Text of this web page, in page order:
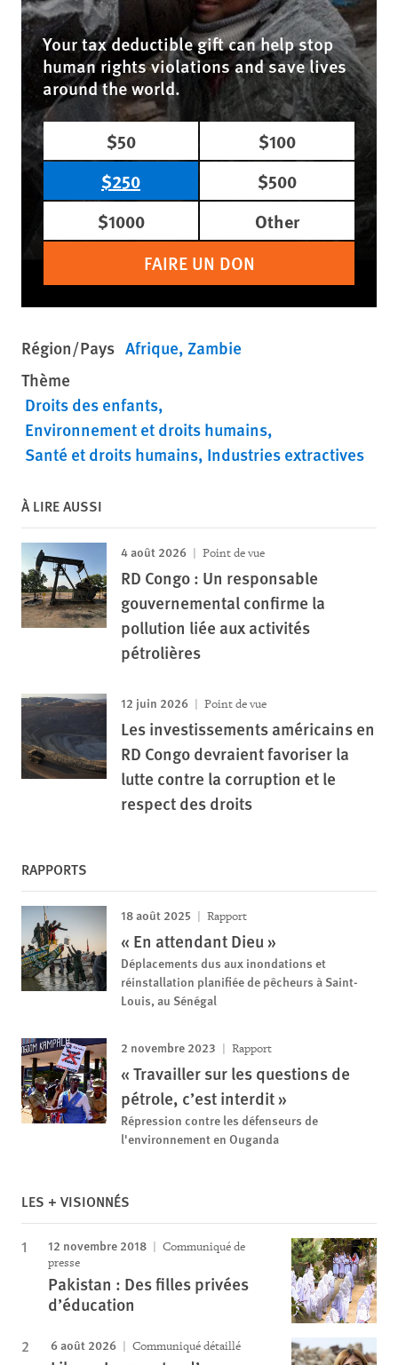
Your tax deductible gift can help stop
human rights violations and save lives
around the world.
$50
$100
$250
$500
$1000
Other
FAIRE UN DON
Région/Pays Afrique Zambie
Thème
Droits des enfants
Environnement et droits humains
Santé et droits humains Industries extractives
À LIRE AUSSI
4 août 2026 Point de vue
RD Congo : Un responsable
gouvernemental confirme la
pollution liée aux activités
pétrolières
12 juin 2026 Point de vue
Les investissements américains en
RD Congo devraient favoriser la
lutte contre la corruption et le
respect des droits
RAPPORTS
18 août 2025 Rapport
« En attendant Dieu »
Déplacements dus aux inondations et
réinstallation planifiée de pêcheurs à Saint-
Louis, au Sénégal
2 novembre 2023 Rapport
« Travailler sur les questions de
pétrole, c’est interdit »
Répression contre les défenseurs de
l'environnement en Ouganda
LES + VISIONNÉS
12 novembre 2018
Communiqué de
presse
Pakistan : Des filles privées
d’éducation
6 août 2026 Communiqué détaillé